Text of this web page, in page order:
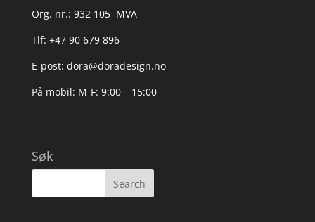
Org. nr.: 932 105 MVA
Tlf: +47 90 679 896
E-post: dora@doradesign.no
På mobil: M-F: 9:00 – 15:00
Søk